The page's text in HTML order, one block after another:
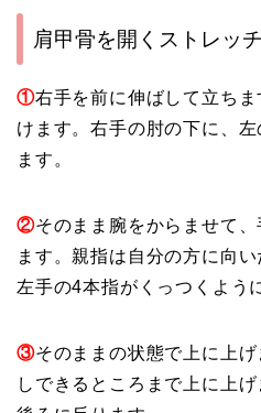
肩甲骨を開くストレッチ
①右手を前に伸ばして立ち
けます。右手の肘の下に、
ます。
②そのまま腕をからませて
ます。親指は自分の方に向
左手の4本指がくっつくよう
③そのままの状態で上に上
しできるところまで上に上